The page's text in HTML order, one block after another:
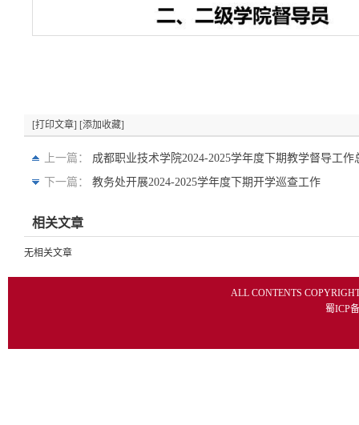
[打印文章] [添加收藏]
上一篇：
成都职业技术学院2024-2025学年度下期教学督导工作
下一篇：
教务处开展2024-2025学年度下期开学巡查工作
相关文章
无相关文章
ALL CONTENTS
蜀ICP